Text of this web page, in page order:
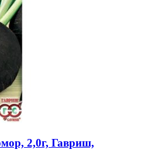
2,0г, Гавриш,